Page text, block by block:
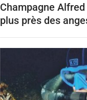
Champagne
plus près des